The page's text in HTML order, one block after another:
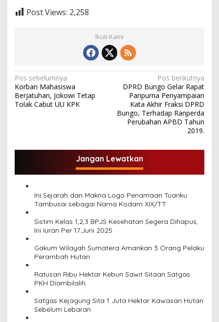
Post Views: 2,258
Ikuti Kami
N
a
v
a
i
Pos sebelumnya
Korban Mahasiswa
Berjatuhan, Jokowi Tetap
Tolak Cabut UU KPK
Pos berikutnya
DPRD Bungo Gelar Rapat
Paripurna Penyampaian
Kata Akhir Fraksi DPRD
Bungo, Terhadap Ranperda
Perubahan APBD Tahun
2019.
Jangan Lewatkan
Ini Sejarah dan Makna Logo Penamaan Tuanku
Tambusai sebagai Nama Kodam XIX/TT
Sistim Kelas 1,2,3 BPJS Kesehatan Segera Dihapus,
Ini Iuran Per 17.Juni 2025
Gakum Wilayah Sumatera Amankan 3 Orang Pelaku
Perambah Hutan
Ratusan Ribu Hektar Kebun Sawit Sitaan Satgas
PKH Diambilalih.
Satgas Kejagung Sita 1 Juta Hektar Kawasan Hutan
Sebelum Lebaran